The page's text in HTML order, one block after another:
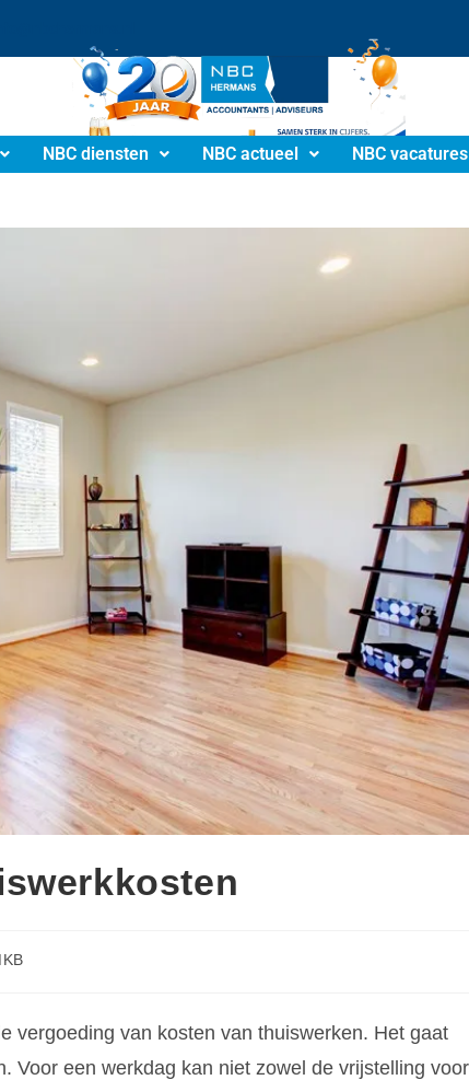
NBC diensten NBC actueel NBC vacatures
vergoeding van kosten van thuiswerken. Het gaat
Voor een werkdag kan niet zowel de vrijstelling voor